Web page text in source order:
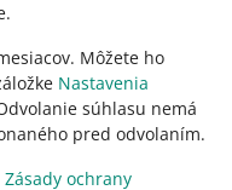
Môžete ho
Nastavenia
súhlasu nemá
pred odvolaním.
Zásady ochrany